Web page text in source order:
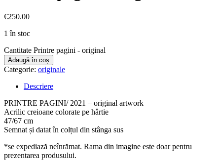
€250.00
1 în stoc
Cantitate Printre pagini - original
Adaugă în coș
Categorie: originale
Descriere
PRINTRE PAGINI/ 2021 – original artwork
Acrilic creioane colorate pe hârtie
47/67 cm
Semnat și datat în colțul din stânga sus
*se expediază neînrămat. Rama din imagine este doar pentru
prezentarea produsului.